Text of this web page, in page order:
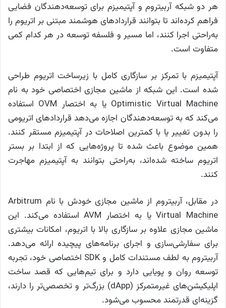
هر دو شبکه آربیتروم و آپتیمیزم برای توسعه‌دهندگان فضایی
فراهم کرده‌اند تا بتوانند قراردادهای هوشمند مبتنی بر اتریوم را
به‌راحتی اجرا کنند، اما مسیر و فلسفه‌ توسعه در هر کدام کمی
متفاوت است.
آپتیمیزم با تمرکز بر سازگاری کامل با زیرساخت اتریوم طراحی
شده است. این شبکه از ماشین مجازی اختصاصی خود به نام
Optimistic Virtual Machine یا به اختصار OVM استفاده
می‌کند که به توسعه‌دهندگان اجازه می‌دهد قراردادهای اتریومی
را بدون تغییر یا با کمترین اصلاحات در آپتیمیزم مستقر کنند.
همین موضوع باعث شده تا پروژه‌هایی که از ابتدا بر بستر
اتریوم ساخته شده‌اند، به‌راحتی بتوانند به آپتیمیزم مهاجرت
کنند.
در مقابل، آربیتروم از ماشین مجازی خودش با نام Arbitrum
Virtual Machine یا به اختصار AVM استفاده می‌کند. این
ماشین مجازی علاوه بر سازگاری بالا با اتریوم، امکانات بیشتری
برای سفارشی‌سازی و اجرای برنامه‌های پیچیده ارائه می‌دهد.
آربیتروم به لطف مستندات کامل و SDK اختصاصی خود، تجربه‌
توسعه‌ روان و پویایی دارد و برای تیم‌هایی که قصد ساخت
اپلیکیشن‌های غیرمتمرکز (dApp) بزرگ‌تر و تخصصی‌تر را دارند،
گزینه‌ای قدرتمند محسوب می‌شود.